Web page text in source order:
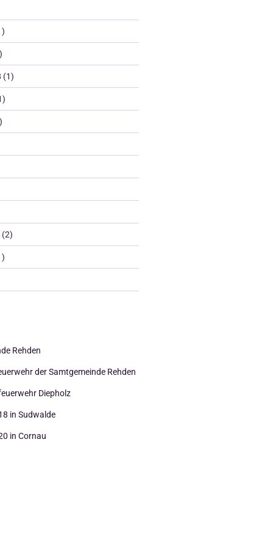
(1)
(2)
Rehden
der Samtgemeinde Rehden
Diepholz
in Sudwalde
in Cornau